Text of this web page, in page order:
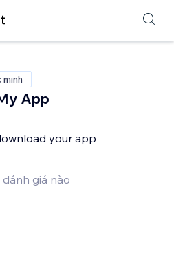
minh
App
your app
giá nào